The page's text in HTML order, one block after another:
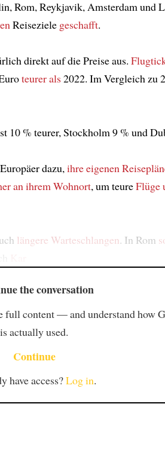
Rom, Reykjavik, Amsterdam und
Reiseziele geschafft.
direkt auf die Preise aus.
teurer als2022. Im Vergleich zu
10 % teurer, Stockholm 9 % und
dazu, ihre eigenen
an ihrem Wohnort, um teureFlüge
längere Warteschlangen. In Rom
the conversation
full content — and understand how
is actually used.
Continue
have access?Log in.